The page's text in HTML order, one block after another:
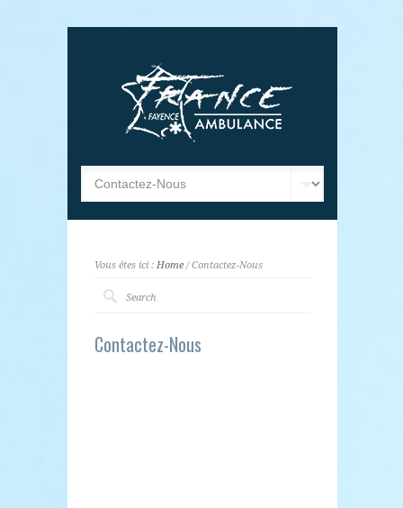
Vous êtes ici : Home/ Contactez-Nous
Contactez-Nous